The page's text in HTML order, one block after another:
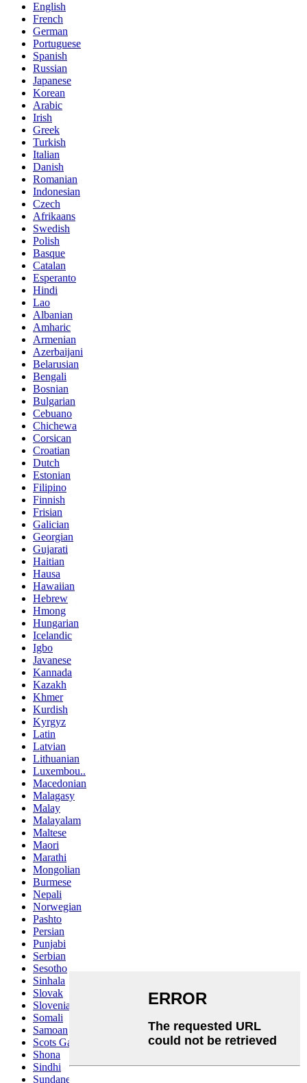
English
French
German
Portuguese
Spanish
Russian
Japanese
Korean
Arabic
Irish
Greek
Turkish
Italian
Danish
Romanian
Indonesian
Czech
Afrikaans
Swedish
Polish
Basque
Catalan
Esperanto
Hindi
Lao
Albanian
Amharic
Armenian
Azerbaijani
Belarusian
Bengali
Bosnian
Bulgarian
Cebuano
Chichewa
Corsican
Croatian
Dutch
Estonian
Filipino
Finnish
Frisian
Galician
Georgian
Gujarati
Haitian
Hausa
Hawaiian
Hebrew
Hmong
Hungarian
Icelandic
Igbo
Javanese
Kannada
Kazakh
Khmer
Kurdish
Kyrgyz
Latin
Latvian
Lithuanian
Luxembou..
Macedonian
Malagasy
Malay
Malayalam
Maltese
Maori
Marathi
Mongolian
Burmese
Nepali
Norwegian
Pashto
Persian
Punjabi
Serbian
Sesotho
Sinhala
Slovak
Slovenian
Somali
Samoan
Scots Gaelic
Shona
Sindhi
Sundanese